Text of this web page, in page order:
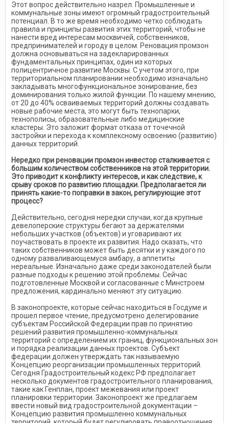
Этот вопрос действительно назрел. Промышленные и
коммунальные зоны имеют огромный градостроительный
потенциал. В то же время необходимо четко соблюдать
правила и принципы развития этих территорий, чтобы не
нанести вред интересам москвичей, собственников,
предпринимателей и городу в целом. Реновация промзон
должна основываться на задекларированных
фундаментальных принципах, один из которых
полицентричное развитие Москвы. С учетом этого, при
территориальном планировании необходимо изначально
закладывать многофункциональное зонирование, без
доминирования только жилой функции. По нашему мнению,
от 20 до 40% осваиваемых территорий должны создавать
новые рабочие места, это могут быть технопарки,
технополисы, образовательные либо медицинские
кластеры. Это заложит формат отказа от точечной
застройки и перехода к комплексному освоению (развитию)
данных территорий.
Нередко при реновации промзон инвестор сталкивается с
большим количеством собственников на этой территории.
Это приводит к конфликту интересов, и как следствие, к
срыву сроков по развитию площадки. Предполагается ли
принять какие-то поправки в закон, регулирующие этот
процесс?
Действительно, сегодня нередки случаи, когда крупные
девелоперские структуры бегают за держателями
небольших участков (объектов) и уговаривают их
поучаствовать в проекте их развития. Надо сказать, что
таких собственников может быть десятки и у каждого по
одному разваливающемуся амбару, а аппетиты
нереальные. Изначально даже среди законодателей были
разные подходы к решению этой проблемы. Сейчас
подготовленные Москвой и согласованные с Минстроем
предложения, кардинально меняют эту ситуацию.
В законопроекте, которые сейчас находиться в Госдуме и
прошел первое чтение, предусмотрено делегирование
субъектам Российской Федерации прав по принятию
решений развития промышленно-коммунальных
территорий с определением их границ, функциональных зон
и порядка реализации данных проектов. Субъект
федерации должен утверждать так называемую
Концепцию реорганизации промышленных территорий.
Сегодня Градостроительный кодекс РФ предполагает
несколько документов градостроительного планирования,
такие как Генплан, проект межевания или проект
планировки территории. Законопроект же предлагаем
ввести новый вид градостроительной документации –
Концепцию развития промышленно коммунальных